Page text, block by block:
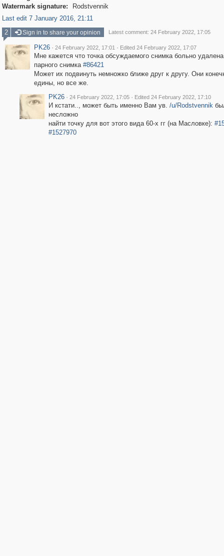
Watermark signature:
Rodstvennik
Last edit 7 January 2016, 21:11
2
Sign in to share your opinion Latest comment: 24 February 2022, 17:05
PK26 · 24 February 2022, 17:01 · Edited 24 February 2022, 17:07
Мне кажется что точка обсуждаемого снимка больно удалена
парного снимка #86421
Может их подвинуть немножко ближе друг к другу. Они
едины, но все же.
PK26 · 24 February 2022, 17:05 · Edited 24 February 2022, 17:10
И кстати.., может быть именно Вам ув. /u/Rodstvennik
несложно
найти точку для вот этого вида 60-х гг (на Масловке):
#1527970